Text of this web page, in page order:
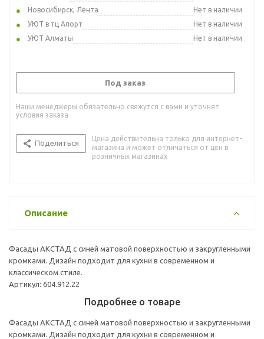
Новосибирск, Лента
Нет в наличии
УЮТ в тц Апорт
Нет в наличии
УЮТ Алматы
Нет в наличии
Под заказ
Наши менеджеры обязательно свяжутся с вами и уточнят
условия заказа
Поделиться
Цена действительна только для интернет-
магазина и может отличаться от цен в
розничных магазинах
Описание
Фасады АКСТАД с синей матовой поверхностью и закругленными
кромками. Дизайн подходит для кухни в современном и
классическом стиле.
Артикул: 604.912.22
Подробнее о товаре
Фасады АКСТАД с синей матовой поверхностью и закругленными
кромками. Дизайн подходит для кухни в современном и